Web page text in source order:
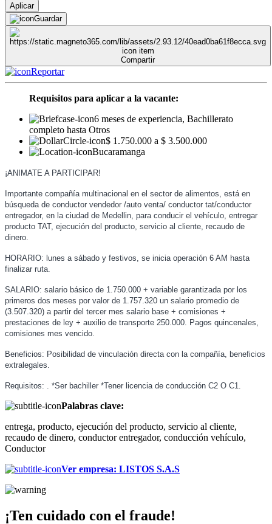
Aplicar
Guardar
Compartir
Reportar
Requisitos para aplicar a la vacante:
6 meses de experiencia, Bachillerato
completo hasta Otros
$ 1.750.000 a $ 3.500.000
Bucaramanga
¡ANIMATE A PARTICIPAR!
Importante compañía multinacional en el sector de alimentos, está en
búsqueda de conductor vendedor /auto venta/ conductor tat/conductor
entregador, en la ciudad de Medellin, para conducir el vehículo, entregar
producto TAT, ejecución del producto, servicio al cliente, recaudo de
dinero.
HORARIO: lunes a sábado y festivos, se inicia operación 6 AM hasta
finalizar ruta.
SALARIO: salario básico de 1.750.000 + variable garantizada por los
primeros dos meses por valor de 1.757.320 un salario promedio de
(3.507.320) a partir del tercer mes salario base + comisiones +
prestaciones de ley + auxilio de transporte 250.000. Pagos quincenales,
comisiones mes vencido.
Beneficios: Posibilidad de vinculación directa con la compañía, beneficios
extralegales.
Requisitos: . *Ser bachiller *Tener licencia de conducción C2 O C1.
Palabras clave:
entrega, producto, ejecución del producto, servicio al cliente,
recaudo de dinero, conductor entregador, conducción vehículo,
Conductor
Ver empresa: LISTOS S.A.S
¡Ten cuidado con el fraude!